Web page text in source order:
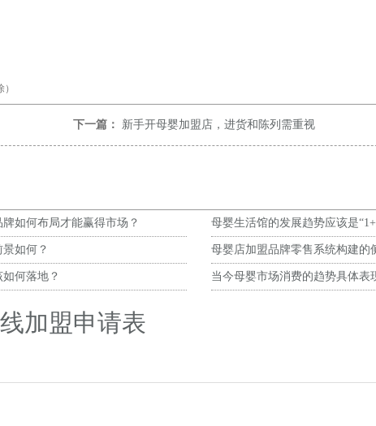
下一篇： 新手开母婴加盟店，进货和陈列需重视
如何布局才能赢得市场？ 母婴生活馆的发展趋势应该是
如何？ 母婴店加盟品牌零售系统构建的
何落地？ 当今母婴市场消费的趋势具体表
加盟申请表